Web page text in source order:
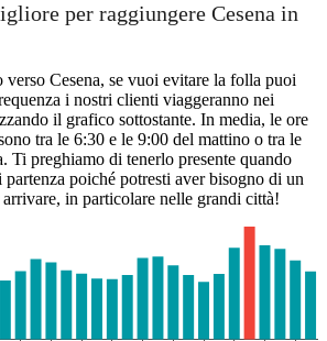
per raggiungere Cesena in
Cesena, se vuoi evitare la folla puoi
i nostri clienti viaggeranno nei
il grafico sottostante. In media, le ore
tra le 6:30 e le 9:00 del mattino o tra le
Ti preghiamo di tenerlo presente quando
poiché potresti aver bisogno di un
in particolare nelle grandi città!